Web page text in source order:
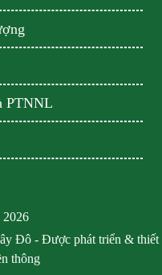
PTNNL
Đô - Được phát triển & thiết
thông